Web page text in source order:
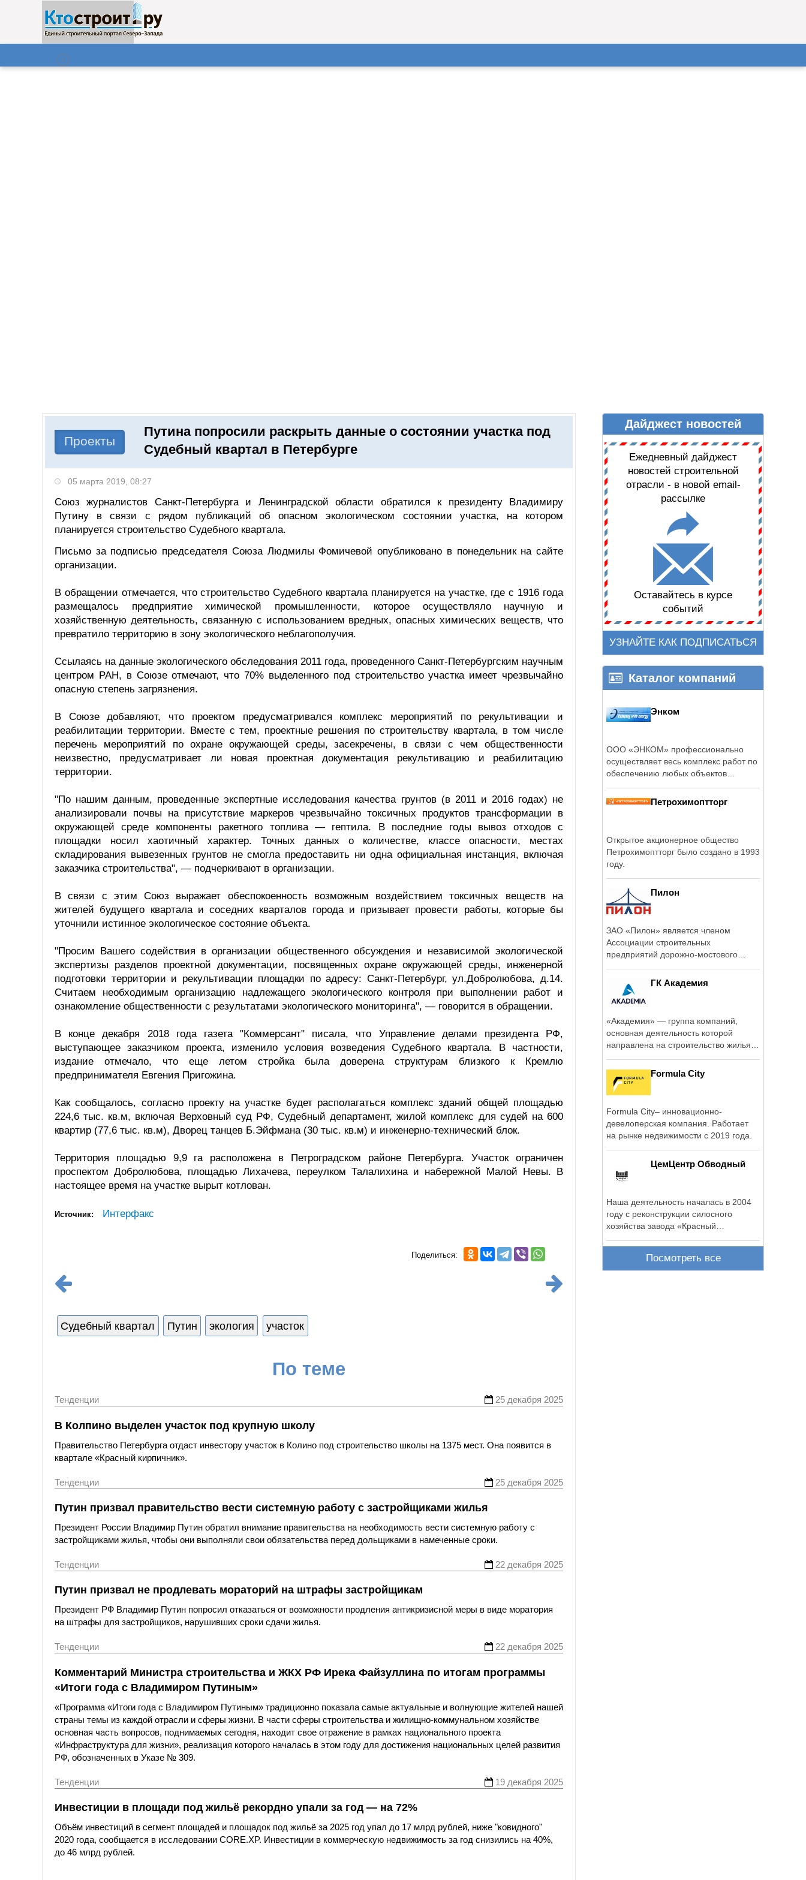
ДАЙДЖЕСТ НОВОСТЕЙ
Проекты
Путина попросили раскрыть данные о состоянии участка под
Судебный квартал в Петербурге
05 марта 2019, 08:27
Союз журналистов Санкт-Петербурга и Ленинградской области обратился к президенту Владимиру
Путину в связи с рядом публикаций об опасном экологическом состоянии участка, на котором
планируется строительство Судебного квартала.
Письмо за подписью председателя Союза Людмилы Фомичевой опубликовано в понедельник на сайте
организации.
В обращении отмечается, что строительство Судебного квартала планируется на участке, где с 1916 года
размещалось предприятие химической промышленности, которое осуществляло научную и
хозяйственную деятельность, связанную с использованием вредных, опасных химических веществ, что
превратило территорию в зону экологического неблагополучия.
Ссылаясь на данные экологического обследования 2011 года, проведенного Санкт-Петербургским научным
центром РАН, в Союзе отмечают, что 70% выделенного под строительство участка имеет чрезвычайно
опасную степень загрязнения.
В Союзе добавляют, что проектом предусматривался комплекс мероприятий по рекультивации и
реабилитации территории. Вместе с тем, проектные решения по строительству квартала, в том числе
перечень мероприятий по охране окружающей среды, засекречены, в связи с чем общественности
неизвестно, предусматривает ли новая проектная документация рекультивацию и реабилитацию
территории.
"По нашим данным, проведенные экспертные исследования качества грунтов (в 2011 и 2016 годах) не
анализировали почвы на присутствие маркеров чрезвычайно токсичных продуктов трансформации в
окружающей среде компоненты ракетного топлива — гептила. В последние годы вывоз отходов с
площадки носил хаотичный характер. Точных данных о количестве, классе опасности, местах
складирования вывезенных грунтов не смогла предоставить ни одна официальная инстанция, включая
заказчика строительства", — подчеркивают в организации.
В связи с этим Союз выражает обеспокоенность возможным воздействием токсичных веществ на
жителей будущего квартала и соседних кварталов города и призывает провести работы, которые бы
уточнили истинное экологическое состояние объекта.
"Просим Вашего содействия в организации общественного обсуждения и независимой экологической
экспертизы разделов проектной документации, посвященных охране окружающей среды, инженерной
подготовки территории и рекультивации площадки по адресу: Санкт-Петербург, ул.Добролюбова, д.14.
Считаем необходимым организацию надлежащего экологического контроля при выполнении работ и
ознакомление общественности с результатами экологического мониторинга", — говорится в обращении.
В конце декабря 2018 года газета "Коммерсант" писала, что Управление делами президента РФ,
выступающее заказчиком проекта, изменило условия возведения Судебного квартала. В частности,
издание отмечало, что еще летом стройка была доверена структурам близкого к Кремлю
предпринимателя Евгения Пригожина.
Как сообщалось, согласно проекту на участке будет располагаться комплекс зданий общей площадью
224,6 тыс. кв.м, включая Верховный суд РФ, Судебный департамент, жилой комплекс для судей на 600
квартир (77,6 тыс. кв.м), Дворец танцев Б.Эйфмана (30 тыс. кв.м) и инженерно-технический блок.
Территория площадью 9,9 га расположена в Петроградском районе Петербурга. Участок ограничен
проспектом Добролюбова, площадью Лихачева, переулком Талалихина и набережной Малой Невы. В
настоящее время на участке вырыт котлован.
Источник: Интерфакс
Поделиться:
Судебный квартал Путин экология участок
По теме
Тенденции 25 декабря 2025
В Колпино выделен участок под крупную школу
Правительство Петербурга отдаст инвестору участок в Колино под строительство школы на 1375 мест. Она появится в
квартале «Красный кирпичник».
Тенденции 25 декабря 2025
Путин призвал правительство вести системную работу с застройщиками жилья
Президент России Владимир Путин обратил внимание правительства на необходимость вести системную работу с
застройщиками жилья, чтобы они выполняли свои обязательства перед дольщиками в намеченные сроки.
Тенденции 22 декабря 2025
Путин призвал не продлевать мораторий на штрафы застройщикам
Президент РФ Владимир Путин попросил отказаться от возможности продления антикризисной меры в виде моратория
на штрафы для застройщиков, нарушивших сроки сдачи жилья.
Тенденции 22 декабря 2025
Комментарий Министра строительства и ЖКХ РФ Ирека Файзуллина по итогам программы
«Итоги года с Владимиром Путиным»
«Программа «Итоги года с Владимиром Путиным» традиционно показала самые актуальные и волнующие жителей нашей
страны темы из каждой отрасли и сферы жизни. В части сферы строительства и жилищно-коммунальном хозяйстве
основная часть вопросов, поднимаемых сегодня, находит свое отражение в рамках национального проекта
«Инфраструктура для жизни», реализация которого началась в этом году для достижения национальных целей развития
РФ, обозначенных в Указе № 309.
Тенденции 19 декабря 2025
Инвестиции в площади под жильё рекордно упали за год — на 72%
Объём инвестиций в сегмент площадей и площадок под жильё за 2025 год упал до 17 млрд рублей, ниже "ковидного"
2020 года, сообщается в исследовании CORE.XP. Инвестиции в коммерческую недвижимость за год снизились на 40%,
до 46 млрд рублей.
Дайджест новостей
Ежедневный дайджест
новостей строительной
отрасли - в новой email-
рассылке
Оставайтесь в курсе
событий
УЗНАЙТЕ КАК ПОДПИСАТЬСЯ
Каталог компаний
Энком
ООО «ЭНКОМ» профессионально
осуществляет весь комплекс работ по
обеспечению любых объектов
Петрохимоптторг
Открытое акционерное общество
Петрохимоптторг было создано в 1993
году.
Пилон
ЗАО «Пилон» является членом
Ассоциации строительных
предприятий дорожно-мостового
ГК Академия
«Академия» — группа компаний,
основная деятельность которой
направлена на строительство жилья
Formula City
Formula City– инновационно-
девелоперская компания. Работает
на рынке недвижимости с 2019 года.
ЦемЦентр Обводный
Наша деятельность началась в 2004
году с реконструкции силосного
хозяйства завода «Красный
Посмотреть все